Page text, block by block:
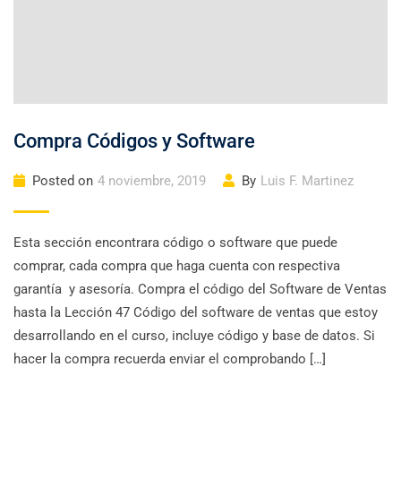
Compra Códigos y Software
Posted on 4 noviembre, 2019 By Luis F. Martinez
Esta sección encontrara código o software que puede
comprar, cada compra que haga cuenta con respectiva
garantía y asesoría. Compra el código del Software de Ventas
hasta la Lección 47 Código del software de ventas que estoy
desarrollando en el curso, incluye código y base de datos. Si
hacer la compra recuerda enviar el comprobando […]